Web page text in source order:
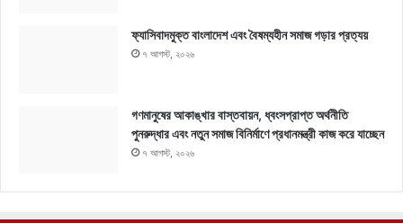
ফ্যাসিবাদমুক্ত বাংলাদেশ এবং বৈষম্যহীন সমাজ গড়ার প্রত্যয়
৭ আগস্ট, ২০২৬
গণমানুষের আকাঙ্খার বাস্তবায়ন, ধ্বংসপ্রাপ্ত অর্থনীতি
পুনরুদ্ধার এবং নতুন সমাজ বিনির্মাণে প্রধানমন্ত্রী কাজ করে যাচ্ছেন
৭ আগস্ট, ২০২৬